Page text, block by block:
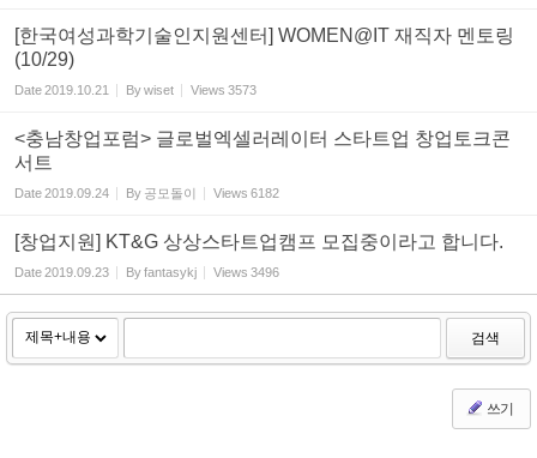
[한국여성과학기술인지원센터] WOMEN@IT 재직자 멘토링
(10/29)
Date2019.10.21 Bywiset Views 3573
<충남창업포럼> 글로벌엑셀러레이터 스타트업 창업토크콘
서트
Date2019.09.24 By 공모돌이 Views 6182
[창업지원] KT&G 상상스타트업캠프 모집중이라고 합니다.
Date2019.09.23 Byfantasykj Views 3496
검색
쓰기